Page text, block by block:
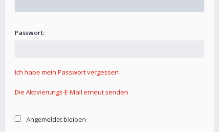
Passwort:
Ich habe mein Passwort vergessen
Die Aktivierungs-E-Mail erneut senden
Angemeldet bleiben